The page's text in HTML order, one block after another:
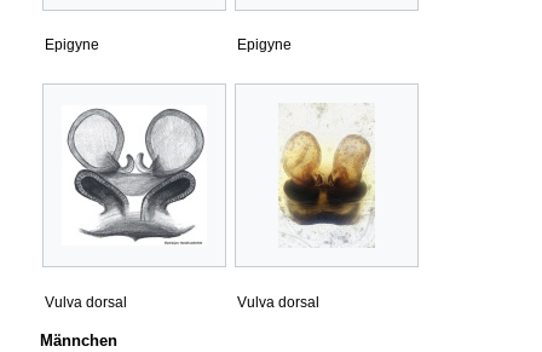
Epigyne Epigyne
Vulva dorsal Vulva dorsal
Männchen